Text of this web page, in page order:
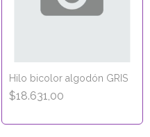
Hilo bicolor algodón GRIS
$18.631,00